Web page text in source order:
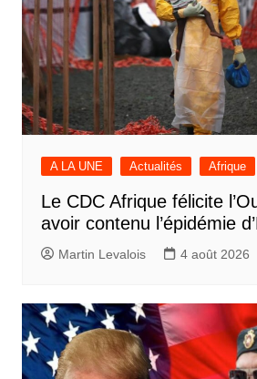
A LA UNE Actualités Afrique
Le CDC Afrique félicite
avoir contenu l’épidémie
Martin Levalois 4 août 2026